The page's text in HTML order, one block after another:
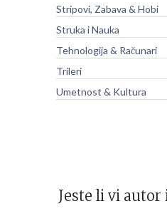
Stripovi, Zabava & Hobi
Struka i Nauka
Tehnologija & Računari
Trileri
Umetnost & Kultura
Jeste li vi autor